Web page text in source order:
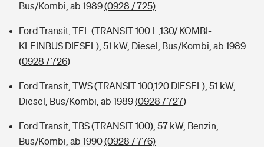
Bus/Kombi, ab 1989(0928 / 725)
Ford Transit, TEL (TRANSIT 100 L,130/ KOMBI-
KLEINBUS DIESEL), 51 kW, Diesel, Bus/Kombi, ab 1989
(0928 / 726)
Ford Transit, TWS (TRANSIT 100,120 DIESEL), 51 kW,
Diesel, Bus/Kombi, ab 1989(0928 / 727)
Ford Transit, TBS (TRANSIT 100), 57 kW, Benzin,
Bus/Kombi, ab 1990(0928 / 776)